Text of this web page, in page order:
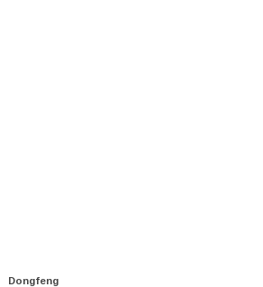
Dongfeng